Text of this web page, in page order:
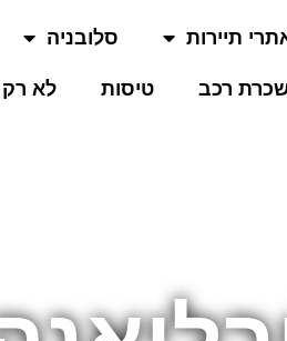
תיירות סלובניה
רכב טיסות לא רק